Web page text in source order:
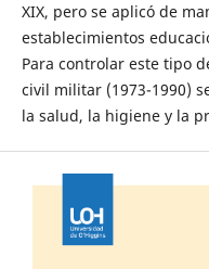
XIX, pero se aplicó de
establecimientos
Para controlar este tipo
civil militar (1973-1990)
la salud, la higiene y la